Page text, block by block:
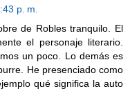
p. m.
de Robles tranquilo. El
el personaje literario.
un poco. Lo demás es
He presenciado como
qué significa la auto